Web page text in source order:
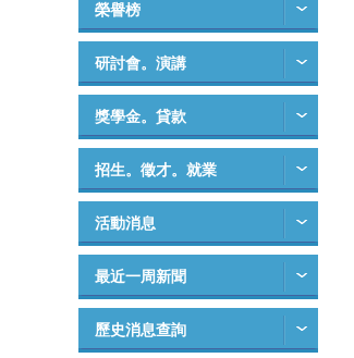
榮譽榜
研討會。演講
獎學金。貸款
招生。徵才。就業
活動消息
最近一周新聞
歷史消息查詢